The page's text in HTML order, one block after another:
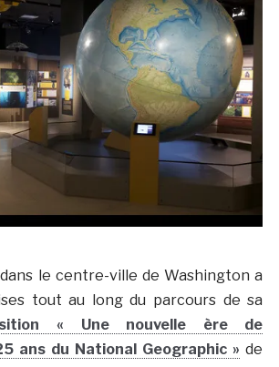
le centre-ville de Washington a
tout au long du parcours de sa
« Une nouvelle ère de
ans du National Geographic » de